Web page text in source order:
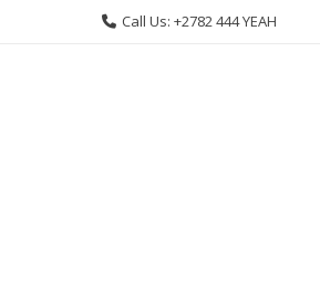
Call Us: +2782 444 YEAH